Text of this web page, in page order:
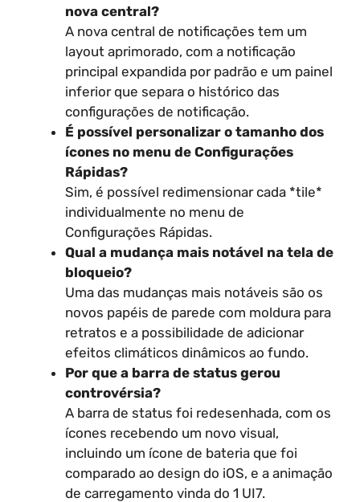
nova central?
A nova central de notificações tem um
layout aprimorado, com a notificação
principal expandida por padrão e um painel
inferior que separa o histórico das
configurações de notificação.
É possível personalizar o tamanho dos
ícones no menu de Configurações
Rápidas?
Sim, é possível redimensionar cada *tile*
individualmente no menu de
Configurações Rápidas.
Qual a mudança mais notável na tela de
bloqueio?
Uma das mudanças mais notáveis são os
novos papéis de parede com moldura para
retratos e a possibilidade de adicionar
efeitos climáticos dinâmicos ao fundo.
Por que a barra de status gerou
controvérsia?
A barra de status foi redesenhada, com os
ícones recebendo um novo visual,
incluindo um ícone de bateria que foi
comparado ao design do iOS, e a animação
de carregamento vinda do 1 UI7.